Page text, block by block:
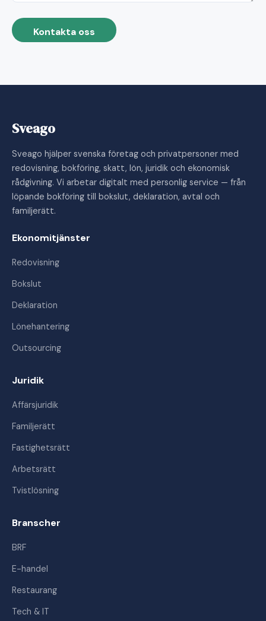
Kontakta oss
Sveago
Sveago hjälper svenska företag och privatpersoner med
redovisning, bokföring, skatt, lön, juridik och ekonomisk
rådgivning. Vi arbetar digitalt med personlig service — från
löpande bokföring till bokslut, deklaration, avtal och
familjerätt.
Ekonomitjänster
Redovisning
Bokslut
Deklaration
Lönehantering
Outsourcing
Juridik
Affärsjuridik
Familjerätt
Fastighetsrätt
Arbetsrätt
Tvistlösning
Branscher
BRF
E-handel
Restaurang
Tech & IT